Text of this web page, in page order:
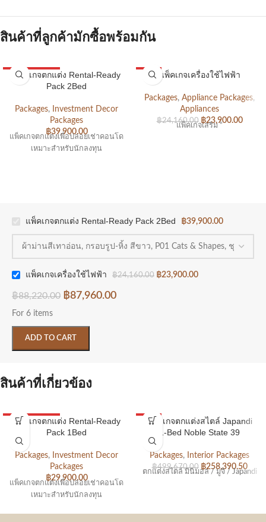
สินค้าที่ลูกค้ามักซื้อพร้อมกัน
2BED PACKAGE
แพ็คเกจตกแต่ง Rental-Ready
Pack 2Bed
Packages,
Investment Decor
Packages
฿39,900.00
แพ็คเกจตกแต่งเพื่อปล่อยเช่าคอนโด
เหมาะสำหรับนักลงทุน
SALE
APPLIANCE PACK
แพ็คเกจเครื่องใช้ไฟฟ้า
Packages, Appliance Packages,
Appliances
฿24,160.00 ฿23,900.00
แพ็คเกจเสริม “
แพ็คเกจตกแต่ง Rental-Ready Pack 2Bed ฿39,900.00
แพ็คเกจเครื่องใช้ไฟฟ้า ฿24,160.00 ฿23,900.00
฿88,220.00 ฿87,960.00
For 6 items
ADD TO CART
สินค้าที่เกี่ยวข้อง
1BED PACKAGE
แพ็คเกจตกแต่ง Rental-Ready
Pack 1Bed
Packages,
Investment Decor
Packages
฿29,900.00
แพ็คเกจตกแต่งเพื่อปล่อยเช่าคอนโด
เหมาะสำหรับนักลงทุน
SALE
1BED PACKAGE
แพ็คเกจตกแต่งสไตล์ Japandi
1-Bed Noble State 39
Packages, Interior Packages
฿499,670.00 ฿258,390.50
ตกแต่งสไตล์ มินิมอล / มูจิ / Japandi